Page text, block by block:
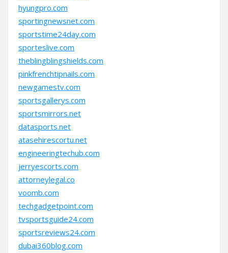
hyungpro.com
sportingnewsnet.com
sportstime24day.com
sporteslive.com
theblingblingshields.com
pinkfrenchtipnails.com
newgamestv.com
sportsgallerys.com
sportsmirrors.net
datasports.net
atasehirescortu.net
engineeringtechub.com
jerryescorts.com
attorneylegal.co
voomb.com
techgadgetpoint.com
tvsportsguide24.com
sportsreviews24.com
dubai360blog.com